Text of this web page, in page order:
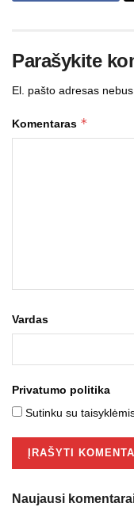
Parašykite
El. pašto adresas
Komentaras *
Vardas
Privatumo politika
Sutinku su
Naujausi